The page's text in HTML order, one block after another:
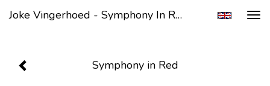
Joke Vingerhoed - Symphony In Red
Symphony in Red